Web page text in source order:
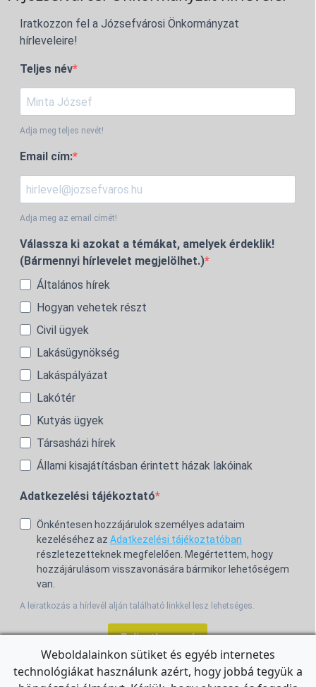
Iratkozzon fel a Józsefvárosi Önkormányzat
hírleveleire!
Teljes név
Adja meg teljes nevét!
Email cím:
Adja meg az email címét!
Válassza ki azokat a témákat, amelyek érdeklik!
(Bármennyi hírlevelet megjelölhet.)
Általános hírek
Hogyan vehetek részt
Civil ügyek
Lakásügynökség
Lakáspályázat
Lakótér
Kutyás ügyek
Társasházi hírek
Állami kisajátításban érintett házak lakóinak
Adatkezelési tájékoztató
Önkéntesen hozzájárulok személyes adataim
kezeléséhez az Adatkezelési tájékoztatóban
részletezetteknek megfelelően. Megértettem, hogy
hozzájárulásom visszavonására bármikor lehetőségem
van.
A leiratkozás a hírlevél alján található linkkel lesz lehetséges.
Feliratkozom!
Weboldalainkon sütiket és egyéb internetes
technológiákat használunk azért, hogy jobbá tegyük a